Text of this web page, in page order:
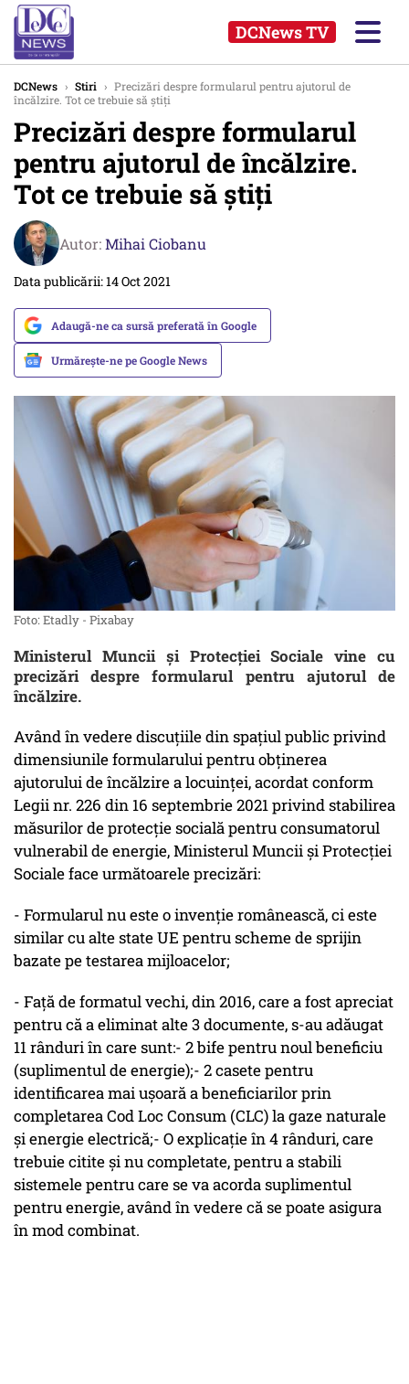
DCNews TV
DCNews › Stiri › Precizări despre formularul pentru ajutorul de
încălzire. Tot ce trebuie să ştiţi
Precizări despre formularul
pentru ajutorul de încălzire.
Tot ce trebuie să ştiţi
Autor:Mihai Ciobanu
Data publicării: 14 Oct 2021
Adaugă-ne ca sursă preferată în Google
Urmărește-ne pe Google News
Foto: Etadly - Pixabay
Ministerul Muncii și Protecției Sociale vine cu
precizări despre formularul pentru ajutorul de
încălzire.
Având în vedere discuțiile din spațiul public privind
dimensiunile formularului pentru obținerea
ajutorului de încălzire a locuinței, acordat conform
Legii nr. 226 din 16 septembrie 2021 privind stabilirea
măsurilor de protecție socială pentru consumatorul
vulnerabil de energie, Ministerul Muncii și Protecției
Sociale face următoarele precizări:
- Formularul nu este o invenție românească, ci este
similar cu alte state UE pentru scheme de sprijin
bazate pe testarea mijloacelor;
- Față de formatul vechi, din 2016, care a fost apreciat
pentru că a eliminat alte 3 documente, s-au adăugat
11 rânduri în care sunt:- 2 bife pentru noul beneficiu
(suplimentul de energie);- 2 casete pentru
identificarea mai ușoară a beneficiarilor prin
completarea Cod Loc Consum (CLC) la gaze naturale
și energie electrică;- O explicație în 4 rânduri, care
trebuie citite și nu completate, pentru a stabili
sistemele pentru care se va acorda suplimentul
pentru energie, având în vedere că se poate asigura
în mod combinat.